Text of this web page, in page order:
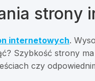
strony
internetowych.
Szybkość strony
czy